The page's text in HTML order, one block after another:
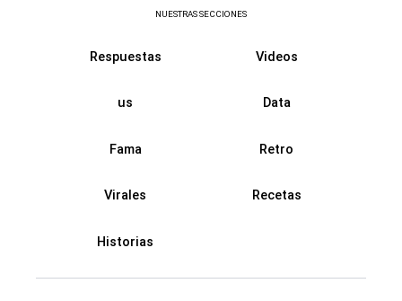
NUESTRAS SECCIONES
Respuestas Videos
us Data
Fama Retro
Virales Recetas
Historias